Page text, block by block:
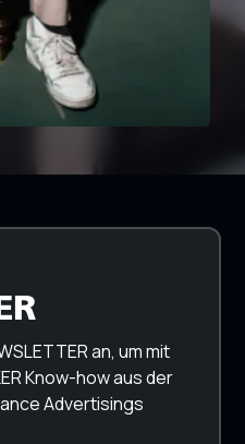
an, um mit
Know-how aus der
Advertisings